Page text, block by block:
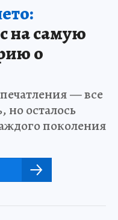
на самую
о
— все
но осталось
поколения